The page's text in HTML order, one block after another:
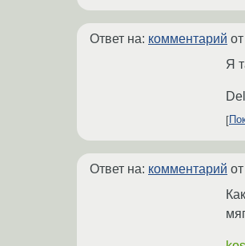
Ответ на: комментарий
Я
Ответ на: комментарий